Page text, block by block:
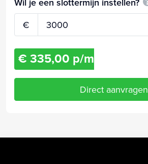
€
€ 335,00 p/m
Direct aanvragen